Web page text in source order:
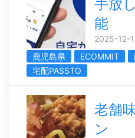
手放
能
2025-12-
鹿児島県
ECOMMIT
宅配PASSTO
老舗
ン